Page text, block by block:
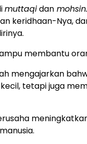
muttaqidan mohsin.
keridhaan-Nya,
membantu
mengajarkan
tetapi juga